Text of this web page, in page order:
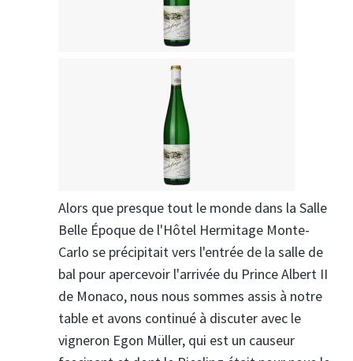
Alors que presque tout le monde dans la Salle
Belle Époque de l'Hôtel Hermitage Monte-
Carlo se précipitait vers l'entrée de la salle de
bal pour apercevoir l'arrivée du Prince Albert II
de Monaco, nous nous sommes assis à notre
table et avons continué à discuter avec le
vigneron Egon Müller, qui est un causeur